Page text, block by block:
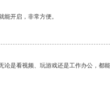
开启，非常方便。
是看视频、玩游戏还是工作办公，都